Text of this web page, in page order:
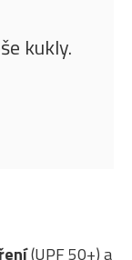
kukly.
(UPF 50+) a